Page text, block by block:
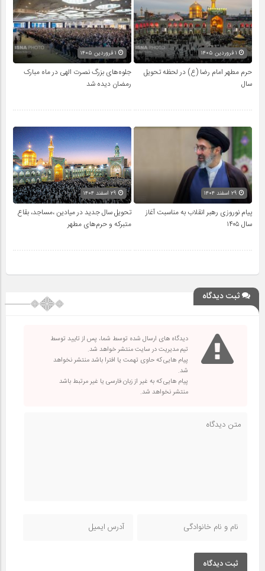
حرم مطهر امام رضا (ع) در لحظه تحویل
سال
جلوه‌های بزرگ نصرت الهی در ماه مبارک
رمضان دیده شد
پیام نوروزی رهبر انقلاب به مناسبت آغاز
سال ۱۴۰۵
تحویل سال‌ جدید در میادین ،مساجد، بقاع
متبرکه‌ و حرم‌های‌ مطهر
ثبت دیدگاه
دیدگاه های ارسال شده توسط شما، پس از تایید توسط
تیم مدیریت در سایت منتشر خواهد شد.
پیام هایی که حاوی تهمت یا افترا باشد منتشر نخواهد
شد.
پیام هایی که به غیر از زبان فارسی یا غیر مرتبط باشد
منتشر نخواهد شد.
ثبت دیدگاه